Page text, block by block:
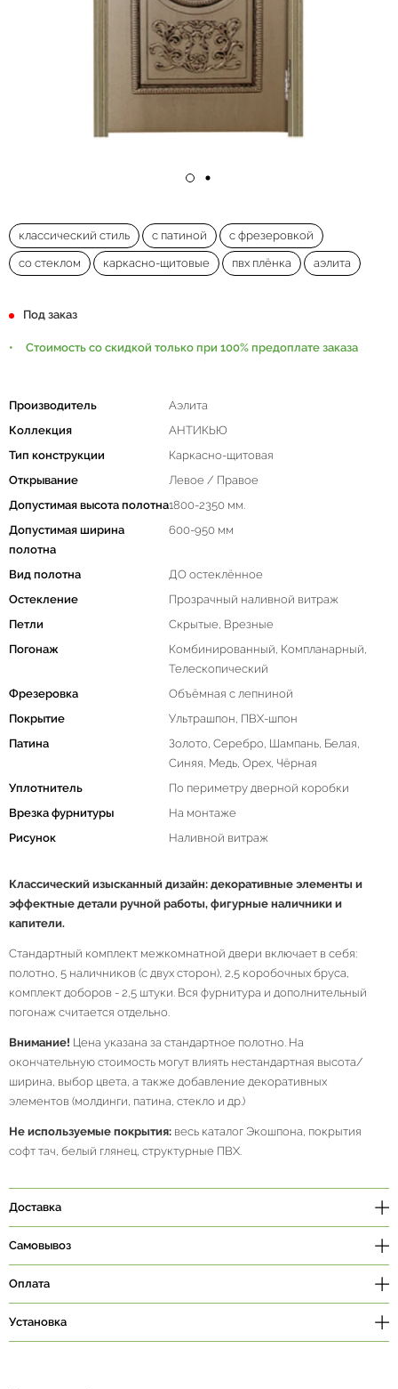
классический стиль с патиной с фрезеровкой
со стеклом каркасно-щитовые пвх плёнка аэлита
Под заказ
Стоимость со скидкой только при 100% предоплате заказа
Производитель
Аэлита
Коллекция
АНТИКЬЮ
Тип конструкции
Каркасно-щитовая
Открывание
Левое / Правое
Допустимая высота полотна1800-2350 мм.
Допустимая ширина
полотна
600-950 мм
Вид полотна
ДО остеклённое
Остекление
Прозрачный наливной витраж
Петли
Скрытые, Врезные
Погонаж
Комбинированный, Компланарный,
Телескопический
Фрезеровка
Объёмная с лепниной
Покрытие
Ультрашпон, ПВХ-шпон
Патина
Золото, Серебро, Шампань, Белая,
Синяя, Медь, Орех, Чёрная
Уплотнитель
По периметру дверной коробки
Врезка фурнитуры
На монтаже
Рисунок
Наливной витраж
Классический изысканный дизайн: декоративные элементы и
эффектные детали ручной работы, фигурные наличники и
капители.
Стандартный комплект межкомнатной двери включает в себя:
полотно, 5 наличников (с двух сторон), 2,5 коробочных бруса,
комплект доборов - 2,5 штуки. Вся фурнитура и дополнительный
погонаж считается отдельно.
Внимание! Цена указана за стандартное полотно. На
окончательную стоимость могут влиять нестандартная высота/
ширина, выбор цвета, а также добавление декоративных
элементов (молдинги, патина, стекло и др.)
Не используемые покрытия: весь каталог Экошпона, покрытия
софт тач, белый глянец, структурные ПВХ.
Доставка
Самовывоз
Оплата
Установка